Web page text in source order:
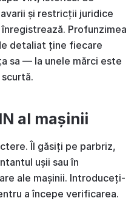
și restricții juridice
Profunzimea
detaliat ține fiecare
sa — la unele mărci este
al mașinii
Îl găsiți pe parbriz,
ușii sau în
ale mașinii. Introduceți-
a începe verificarea.